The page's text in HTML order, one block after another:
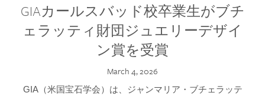
GIAカールスバッド校卒業生がブチ
ェラッティ財団ジュエリーデザイ
ン賞を受賞
March 4, 2026
GIA（米国宝石学会）は、ジャンマリア・ブチェラッテ